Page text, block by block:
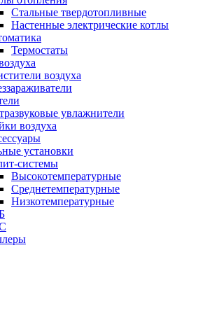
Стальные твердотопливные
Настенные электрические котлы
Термостаты
воздуха
увлажнители
воздуха
установки
системы
Высокотемпературные
Среднетемпературные
Низкотемпературные